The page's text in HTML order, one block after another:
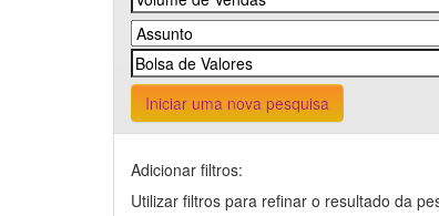
Iniciar uma nova pesquisa
Adicionar filtros:
Utilizar filtros para refinar o resultado da